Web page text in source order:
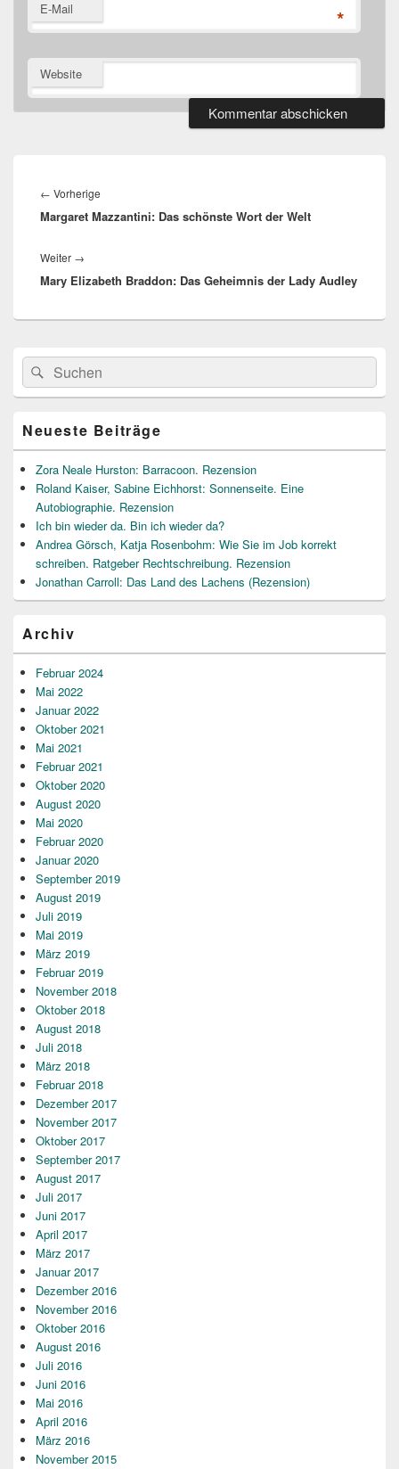
E-Mail *
Website
← Vorherige
Beitrag:
Margaret Mazzantini: Das schönste Wort der Welt
Weiter →
Beitrag:
Mary Elizabeth Braddon: Das Geheimnis der Lady Audley
Primärer
Seitenleisten
Widget-
Bereich
Suche
nach:
Suchen
Neueste Beiträge
Zora Neale Hurston: Barracoon. Rezension
Roland Kaiser, Sabine Eichhorst: Sonnenseite. Eine
Autobiographie. Rezension
Ich bin wieder da. Bin ich wieder da?
Andrea Görsch, Katja Rosenbohm: Wie Sie im Job korrekt
schreiben. Ratgeber Rechtschreibung. Rezension
Jonathan Carroll: Das Land des Lachens (Rezension)
Archiv
Februar 2024
Mai 2022
Januar 2022
Oktober 2021
Mai 2021
Februar 2021
Oktober 2020
August 2020
Mai 2020
Februar 2020
Januar 2020
September 2019
August 2019
Juli 2019
Mai 2019
März 2019
Februar 2019
November 2018
Oktober 2018
August 2018
Juli 2018
März 2018
Februar 2018
Dezember 2017
November 2017
Oktober 2017
September 2017
August 2017
Juli 2017
Juni 2017
April 2017
März 2017
Januar 2017
Dezember 2016
November 2016
Oktober 2016
August 2016
Juli 2016
Juni 2016
Mai 2016
April 2016
März 2016
November 2015